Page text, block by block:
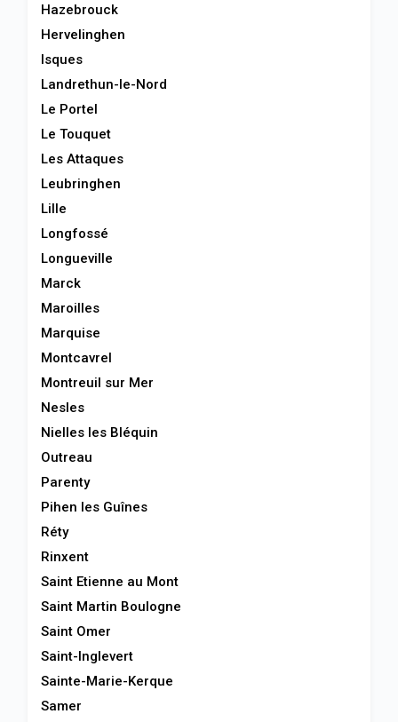
Hazebrouck
Hervelinghen
Isques
Landrethun-le-Nord
Le Portel
Le Touquet
Les Attaques
Leubringhen
Lille
Longfossé
Longueville
Marck
Maroilles
Marquise
Montcavrel
Montreuil sur Mer
Nesles
Nielles les Bléquin
Outreau
Parenty
Pihen les Guînes
Réty
Rinxent
Saint Etienne au Mont
Saint Martin Boulogne
Saint Omer
Saint-Inglevert
Sainte-Marie-Kerque
Samer